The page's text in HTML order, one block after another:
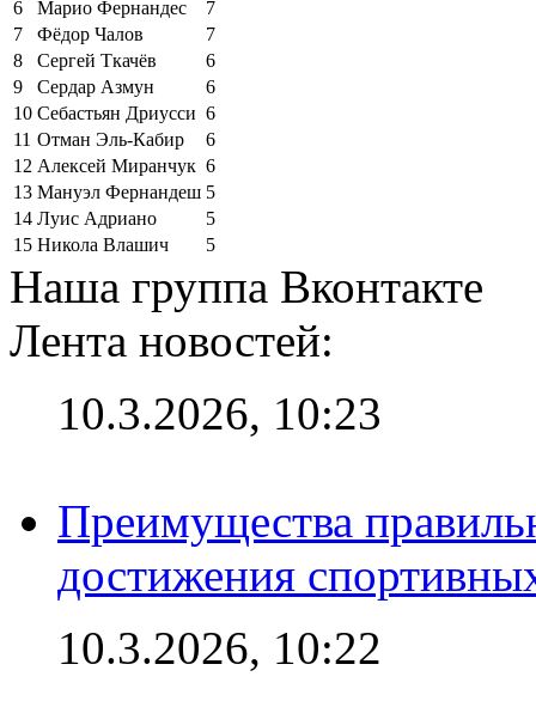
6
Марио Фернандес
7
7
Фёдор Чалов
7
8
Сергей Ткачёв
6
9
Сердар Азмун
6
10 Себастьян Дриусси 6
11 Отман Эль-Кабир
6
12 Алексей Миранчук 6
13 Мануэл Фернандеш 5
14 Луис Адриано
5
15 Никола Влашич 5
Наша группа Вконтакте
Лента новостей:
10.3.2026, 10:23
Преимущества
достижения
10.3.2026, 10:22